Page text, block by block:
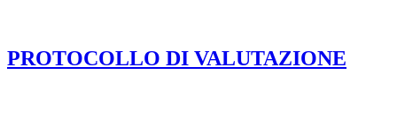
PROTOCOLLO DI VALUTAZIONE